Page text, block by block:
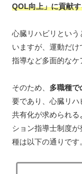
QOL向上」に貢献
心臓リハビリとい
いますが、運動だ
指導など多面的なケ
そのため、 多職種で
要であり、心臓リ
共有化が求められ
ション指導士制度
種は以下の通りです